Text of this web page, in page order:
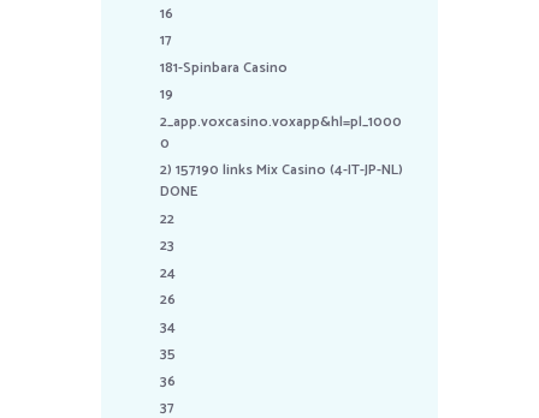
16
17
181-Spinbara Casino
19
2_app.voxcasino.voxapp&hl=pl_1000
0
2) 157190 links Mix Casino (4-IT-JP-NL)
DONE
22
23
24
26
34
35
36
37